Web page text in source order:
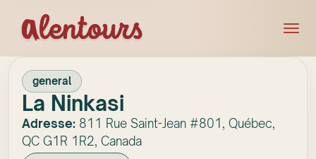
general
La Ninkasi
Adresse: 811 Rue Saint-Jean #801, Québec,
QC G1R 1R2, Canada